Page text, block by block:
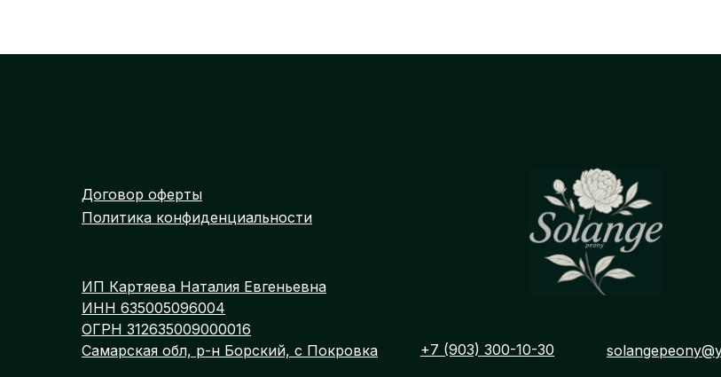
+7 (903) 300-10-30
Договор оферты
Политика конфиденциальности
ИП Картяева Наталия Евгеньевна
ИНН 635005096004
ОГРН 312635009000016
Самарская обл, р-н Борский, с Покровка